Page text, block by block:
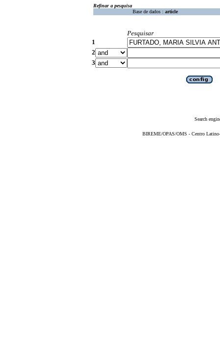
Refinar a pesquisa
Base de dados : article
Pesquisar
1
2
3
Search
BIREME/OPAS/OMS - Centro Latino-